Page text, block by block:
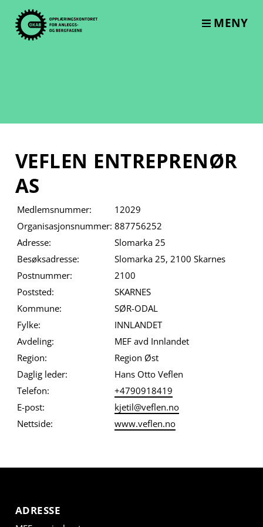
content
MENY
VEFLEN ENTREPRENØR
AS
Medlemsnummer:
12029
Organisasjonsnummer: 887756252
Adresse:
Slomarka 25
Besøksadresse:
Slomarka 25, 2100 Skarnes
Postnummer:
2100
Poststed:
SKARNES
Kommune:
SØR-ODAL
Fylke:
INNLANDET
Avdeling:
MEF avd Innlandet
Region:
Region Øst
Daglig leder:
Hans Otto Veflen
Telefon:
+4790918419
E-post:
kjetil@veflen.no
Nettside:
www.veflen.no
ADRESSE